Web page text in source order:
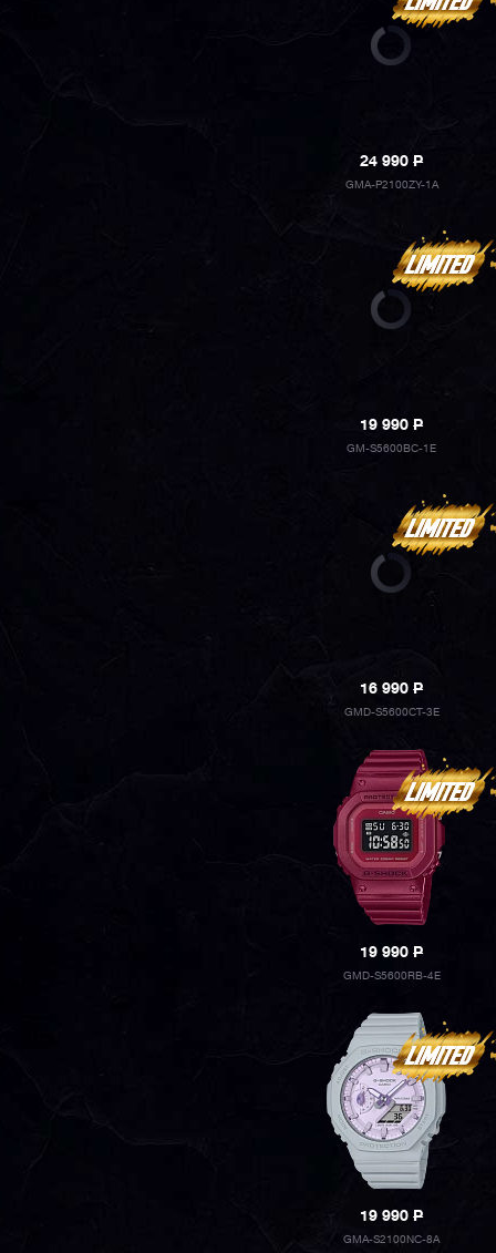
24 990P
GMA-P2100ZY-1A
19 990P
GM-S5600BC-1E
16 990P
GMD-S5600CT-3E
19 990P
GMD-S5600RB-4E
19 990P
GMA-S2100NC-8A